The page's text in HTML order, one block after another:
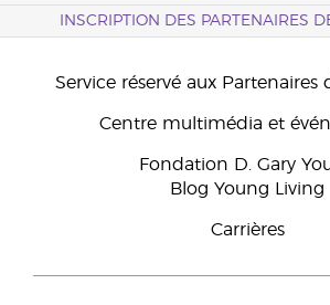
INSCRIPTION DES PARTENAIRES
Service réservé aux Partenaires
Centre multimédia et
Fondation D. Gary
Blog Young Living
Carrières